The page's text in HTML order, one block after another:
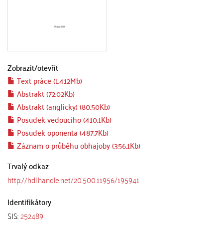
Zobrazit/otevřít
Text práce (1.412Mb)
Abstrakt (72.02Kb)
Abstrakt (anglicky) (80.50Kb)
Posudek vedoucího (410.1Kb)
Posudek oponenta (487.7Kb)
Záznam o průběhu obhajoby (356.1Kb)
Trvalý odkaz
http://hdl.handle.net/20.500.11956/195941
Identifikátory
SIS:252489